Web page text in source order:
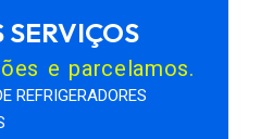
SERVIÇOS
e parcelamos.
REFRIGERADORES